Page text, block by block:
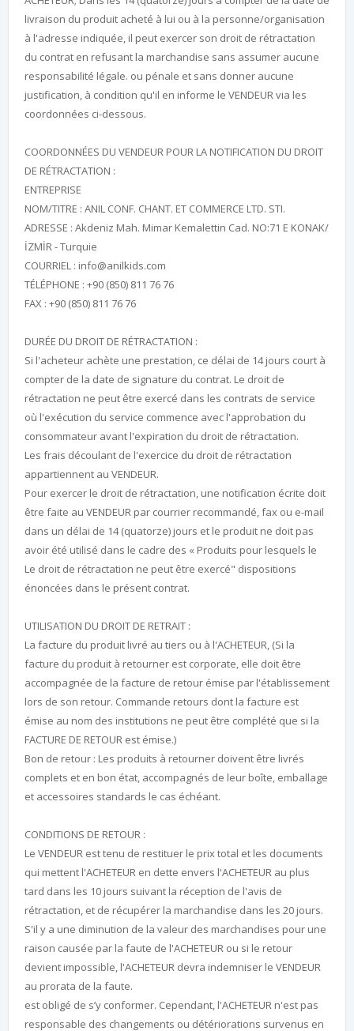
livraison du produit acheté à lui ou à la personne/organisation
à l'adresse indiquée, il peut exercer son droit de rétractation
du contrat en refusant la marchandise sans assumer aucune
responsabilité légale. ou pénale et sans donner aucune
justification, à condition qu'il en informe le VENDEUR via les
coordonnées ci-dessous.
COORDONNÉES DU VENDEUR POUR LA NOTIFICATION DU DROIT
DE RÉTRACTATION :
ENTREPRISE
NOM/TITRE : ANIL CONF. CHANT. ET COMMERCE LTD. STI.
ADRESSE : Akdeniz Mah. Mimar Kemalettin Cad. NO:71 E KONAK/
İZMİR - Turquie
COURRIEL : info@anilkids.com
TÉLÉPHONE : +90 (850) 811 76 76
FAX : +90 (850) 811 76 76
DURÉE DU DROIT DE RÉTRACTATION :
Si l'acheteur achète une prestation, ce délai de 14 jours court à
compter de la date de signature du contrat. Le droit de
rétractation ne peut être exercé dans les contrats de service
où l'exécution du service commence avec l'approbation du
consommateur avant l'expiration du droit de rétractation.
Les frais découlant de l'exercice du droit de rétractation
appartiennent au VENDEUR.
Pour exercer le droit de rétractation, une notification écrite doit
être faite au VENDEUR par courrier recommandé, fax ou e-mail
dans un délai de 14 (quatorze) jours et le produit ne doit pas
avoir été utilisé dans le cadre des « Produits pour lesquels le
Le droit de rétractation ne peut être exercé" dispositions
énoncées dans le présent contrat.
UTILISATION DU DROIT DE RETRAIT :
La facture du produit livré au tiers ou à l'ACHETEUR, (Si la
facture du produit à retourner est corporate, elle doit être
accompagnée de la facture de retour émise par l'établissement
lors de son retour. Commande retours dont la facture est
émise au nom des institutions ne peut être complété que si la
FACTURE DE RETOUR est émise.)
Bon de retour : Les produits à retourner doivent être livrés
complets et en bon état, accompagnés de leur boîte, emballage
et accessoires standards le cas échéant.
CONDITIONS DE RETOUR :
Le VENDEUR est tenu de restituer le prix total et les documents
qui mettent l'ACHETEUR en dette envers l'ACHETEUR au plus
tard dans les 10 jours suivant la réception de l'avis de
rétractation, et de récupérer la marchandise dans les 20 jours.
S'il y a une diminution de la valeur des marchandises pour une
raison causée par la faute de l'ACHETEUR ou si le retour
devient impossible, l'ACHETEUR devra indemniser le VENDEUR
au prorata de la faute.
est obligé de s’y conformer. Cependant, l'ACHETEUR n'est pas
responsable des changements ou détériorations survenus en